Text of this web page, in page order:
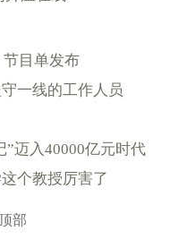
目单发布
一线的工作人员
”迈入40000亿元时代
个教授厉害了
部